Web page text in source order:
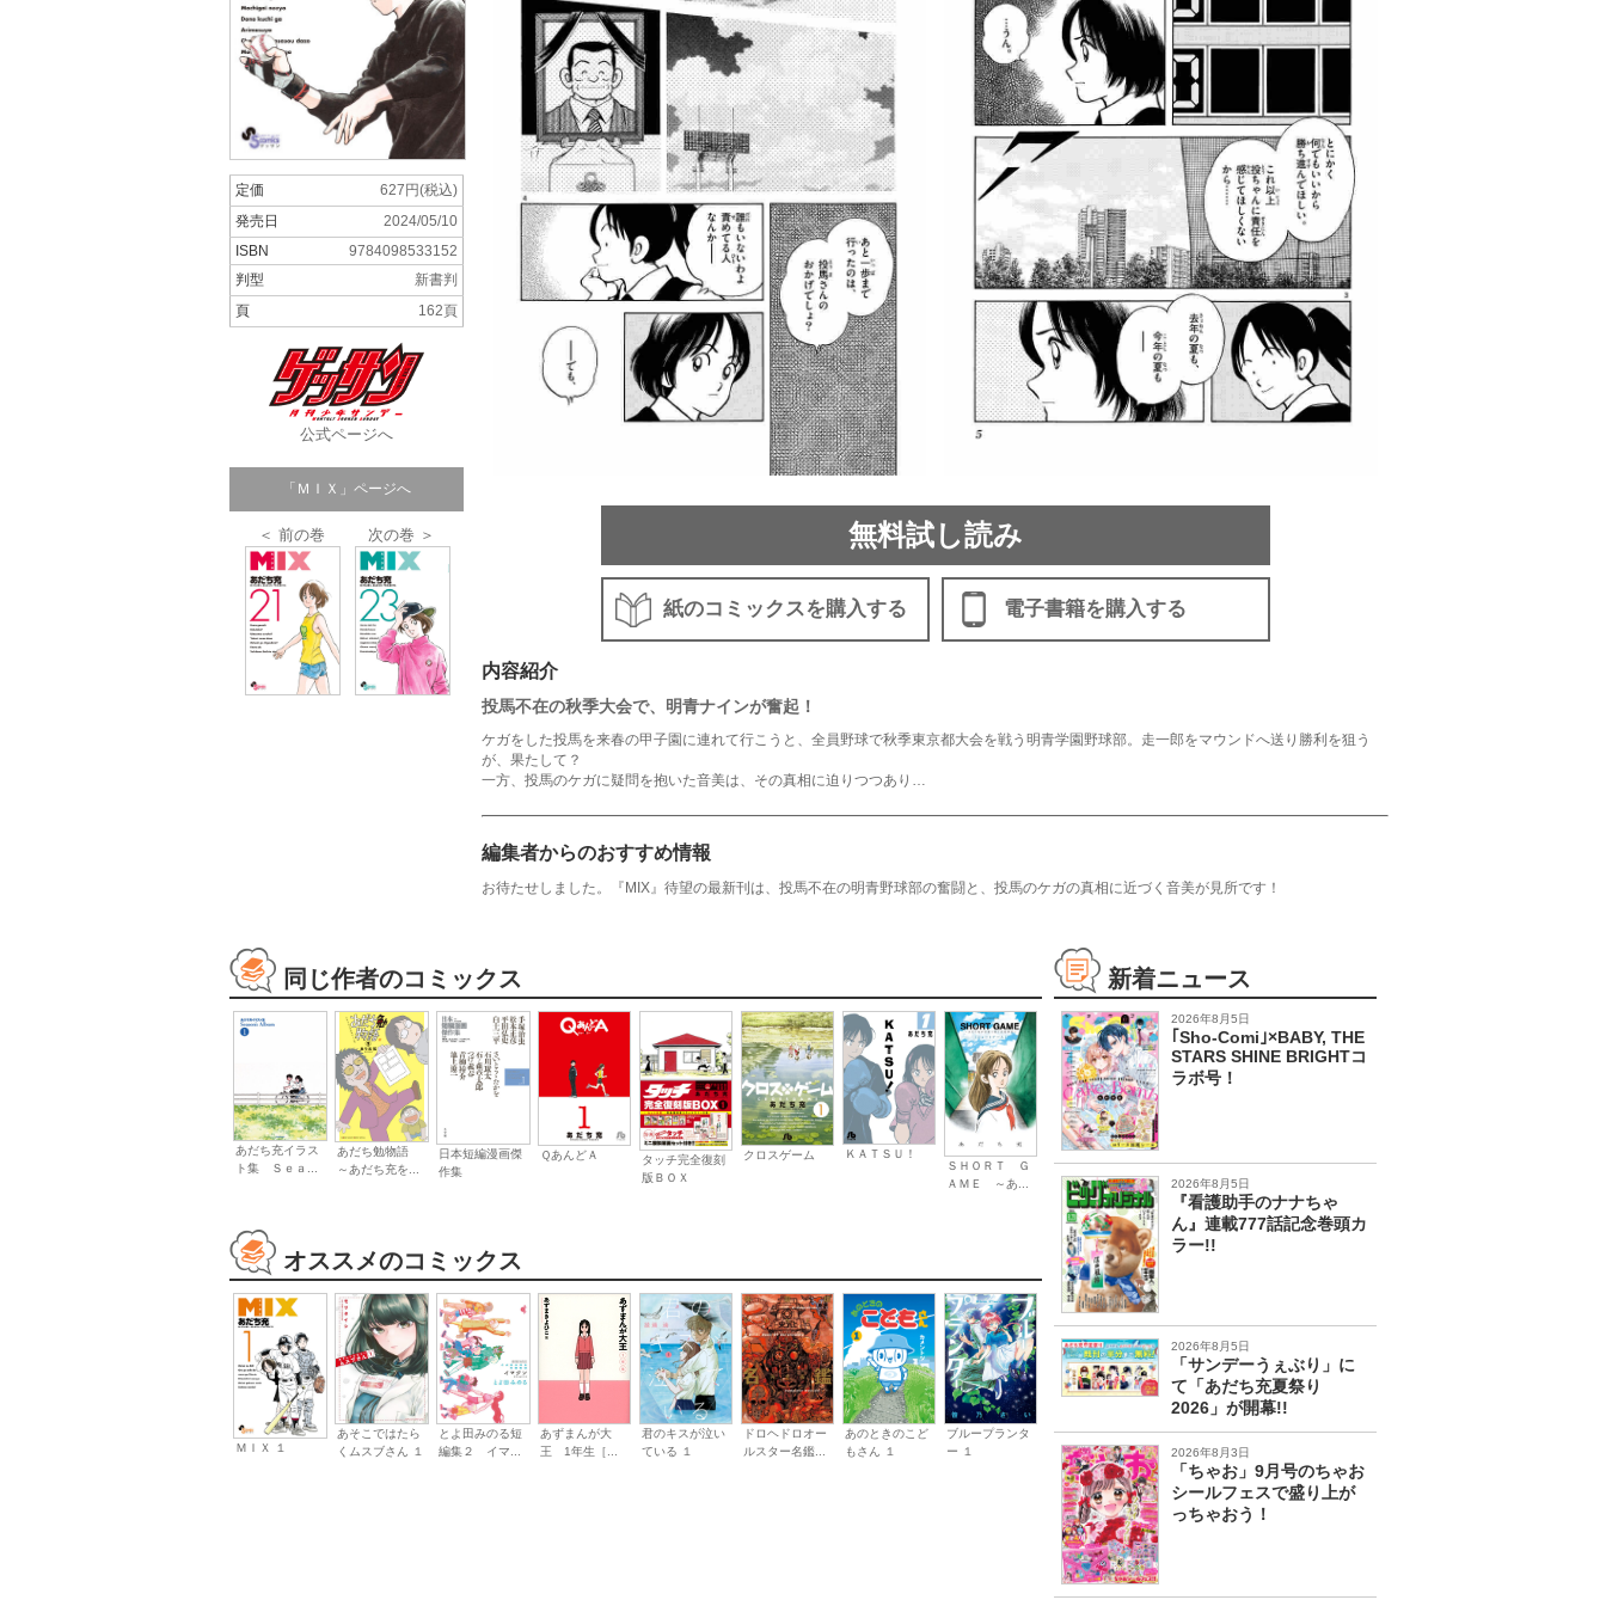
定価
627円(税込)
発売日
2024/05/10
ISBN
9784098533152
判型
新書判
頁
162頁
公式ページへ
「ＭＩＸ」ページへ
＜ 前の巻 次の巻 ＞ 無料試し読み
紙のコミックスを購入する 電子書籍を購入する
内容紹介
投馬不在の秋季大会で、明青ナインが奮起！
ケガをした投馬を来春の甲子園に連れて行こうと、全員野球で秋季東京都大会を戦う明青学園野球部。走一郎をマウンドへ送り勝利を狙う
が、果たして？
一方、投馬のケガに疑問を抱いた音美は、その真相に迫りつつあり…
編集者からのおすすめ情報
お待たせしました。『MIX』待望の最新刊は、投馬不在の明青野球部の奮闘と、投馬のケガの真相に近づく音美が見所です！
同じ作者のコミックス
あだち充イラス
ト集 Ｓｅａ...
あだち勉物語
～あだち充を...
日本短編漫画傑
作集
ＱあんどＡ
タッチ完全復刻
版ＢＯＸ
クロスゲーム
ＫＡＴＳＵ！
ＳＨＯＲＴ Ｇ
ＡＭＥ ～あ...
オススメのコミックス
ＭＩＸ １
あそこではたら
くムスブさん １
とよ田みのる短
編集２ イマ...
あずまんが大
王 1年生［...
君のキスが泣い
ている １
ドロヘドロオー
ルスター名鑑...
あのときのこど
もさん １
ブループランタ
ー １
新着ニュース
2026年8月5日
｢Sho-Comi｣×BABY, THE
STARS SHINE BRIGHTコ
ラボ号！
2026年8月5日
『看護助手のナナちゃ
ん』連載777話記念巻頭カ
ラー!!
2026年8月5日
「サンデーうぇぶり」に
て「あだち充夏祭り
2026」が開幕!!
2026年8月3日
「ちゃお」9月号のちゃお
シールフェスで盛り上が
っちゃおう！